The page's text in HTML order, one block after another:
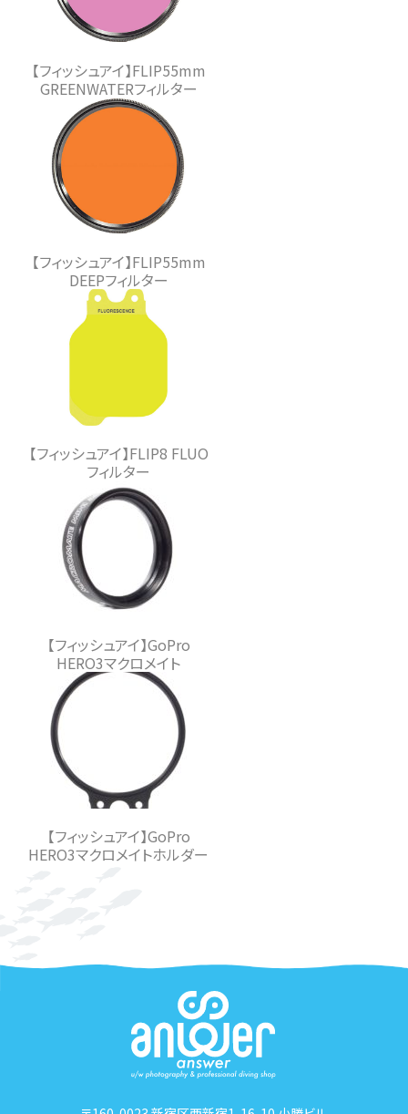
【フィッシュアイ】FLIP55mm
GREENWATERフィルター
【フィッシュアイ】FLIP55mm
DEEPフィルター
【フィッシュアイ】FLIP8 FLUO
フィルター
【フィッシュアイ】GoPro
HERO3マクロメイト
【フィッシュアイ】GoPro
HERO3マクロメイトホルダー